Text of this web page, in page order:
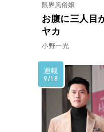
限界風俗嬢
お腹に三人目
ヤカ
小野一光
連載
9/18